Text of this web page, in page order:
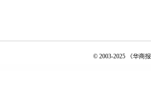
© 2003-2025 《华商